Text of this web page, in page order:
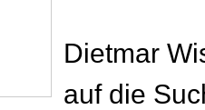
Dietmar
auf die